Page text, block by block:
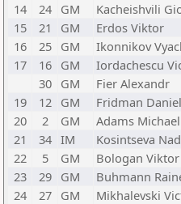
14
24 GM Kacheishvili
15
21 GM Erdos Viktor
16
25 GM Ikonnikov
17
16 GM Iordachescu
30 GM Fier Alexandr
19
12 GM Fridman Daniel
20
2 GM Adams Michael
21
34 IM Kosintseva
22
5 GM Bologan Viktor
23
29 GM Buhmann
24
27 GM Mikhalevski